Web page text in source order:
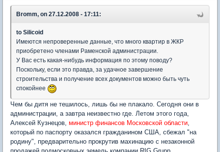
Bromm, on 27.12.2008 - 17:11:
to Silicoid
Имеются непроверенные данные, что много квартир в ЖКР
приобретено членами Раменской администрации.
У Вас есть какая-нибудь информация по этому поводу?
Поскольку, если это правда, за удачное завершение
строительства и получение всех документов можно быть чуть
спокойнее
Чем бы дитя не тешилось, лишь бы не плакало. Сегодня они в
администрации, а завтра неизвестно где. Летом этого года,
Алексей Кузнецов, министр финансов Московской области
который по паспорту оказался гражданином США, сбежал "на
родину", предварительно прокрутив махинацию с незаконной